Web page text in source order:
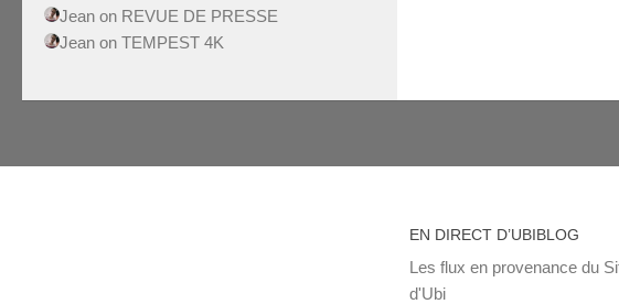
Jean on REVUE DE PRESSE
Jean on TEMPEST 4K
EN DIRECT D’UBIBLOG
Les flux en provenance du
d'Ubi